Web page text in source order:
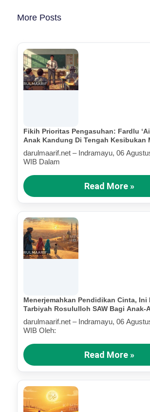
More Posts
Fikih Prioritas Pengasuhan: Fardlu
Anak Kandung Di Tengah Kesibukan
darulmaarif.net – Indramayu, 06
WIB Dalam
Read More »
Menerjemahkan Pendidikan Cinta, Ini
Tarbiyah Rosululloh SAW Bagi Anak-
Terluka (Bagian IV)
darulmaarif.net – Indramayu, 06
WIB Oleh:
Read More »